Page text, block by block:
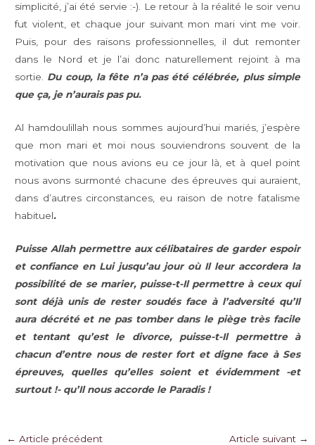
simplicité, j’ai été servie :-). Le retour à la réalité le soir venu
fut violent, et chaque jour suivant mon mari vint me voir.
Puis, pour des raisons professionnelles, il dut remonter
dans le Nord et je l’ai donc naturellement rejoint à ma
sortie. Du coup, la fête n’a pas été célébrée, plus simple
que ça, je n’aurais pas pu.
Al hamdoulillah nous sommes aujourd’hui mariés, j’espère
que mon mari et moi nous souviendrons souvent de la
motivation que nous avions eu ce jour là, et à quel point
nous avons surmonté chacune des épreuves qui auraient,
dans d’autres circonstances, eu raison de notre fatalisme
habituel.
Puisse Allah permettre aux célibataires de garder espoir
et confiance en Lui jusqu’au jour où Il leur accordera la
possibilité de se marier, puisse-t-Il permettre à ceux qui
sont déjà unis de rester soudés face à l’adversité qu’Il
aura décrété et ne pas tomber dans le piège très facile
et tentant qu’est le divorce, puisse-t-Il permettre à
chacun d’entre nous de rester fort et digne face à Ses
épreuves, quelles qu’elles soient et évidemment -et
surtout !- qu’Il nous accorde le Paradis !
Navigation
← Article précédent Article suivant →